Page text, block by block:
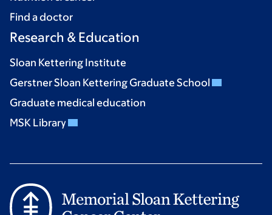
Find a doctor
Research & Education
Sloan Kettering Institute
Gerstner Sloan Kettering Graduate School
Graduate medical education
MSK Library